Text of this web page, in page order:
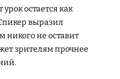
остается как
выразил
никого не оставит
зрителям прочнее